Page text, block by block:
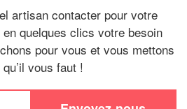
artisan contacter pour votre
quelques clics votre besoin
pour vous et vous mettons
vous faut !